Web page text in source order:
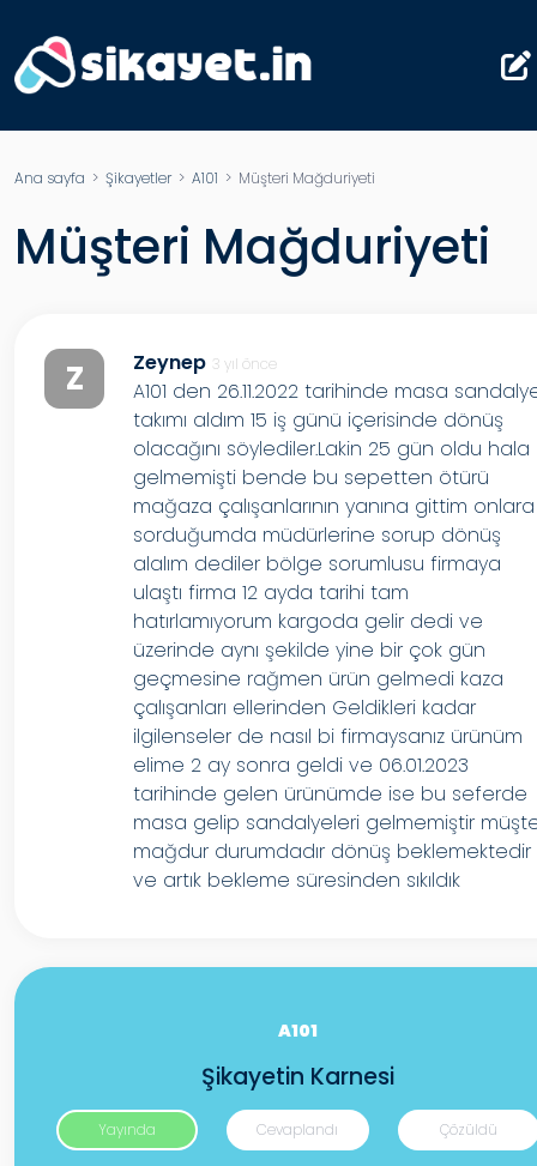
Ana sayfa > Şikayetler> A101 > Müşteri Mağduriyeti
Müşteri Mağduriyeti
Z Zeynep 3 yıl önce
A101 den 26.11.2022 tarihinde masa
takımı aldım 15 iş günü içerisinde dönüş
olacağını söylediler.Lakin 25 gün oldu hala
gelmemişti bende bu sepetten ötürü
mağaza çalışanlarının yanına gittim onlara
sorduğumda müdürlerine sorup dönüş
alalım dediler bölge sorumlusu firmaya
ulaştı firma 12 ayda tarihi tam
hatırlamıyorum kargoda gelir dedi ve
üzerinde aynı şekilde yine bir çok gün
geçmesine rağmen ürün gelmedi kaza
çalışanları ellerinden Geldikleri kadar
ilgilenseler de nasıl bi firmaysanız ürünüm
elime 2 ay sonra geldi ve 06.01.2023
tarihinde gelen ürünümde ise bu seferde
masa gelip sandalyeleri gelmemiştir
mağdur durumdadır dönüş beklemektedir
ve artık bekleme süresinden sıkıldık
A101
Şikayetin Karnesi
Yayında Cevaplandı Çözüldü